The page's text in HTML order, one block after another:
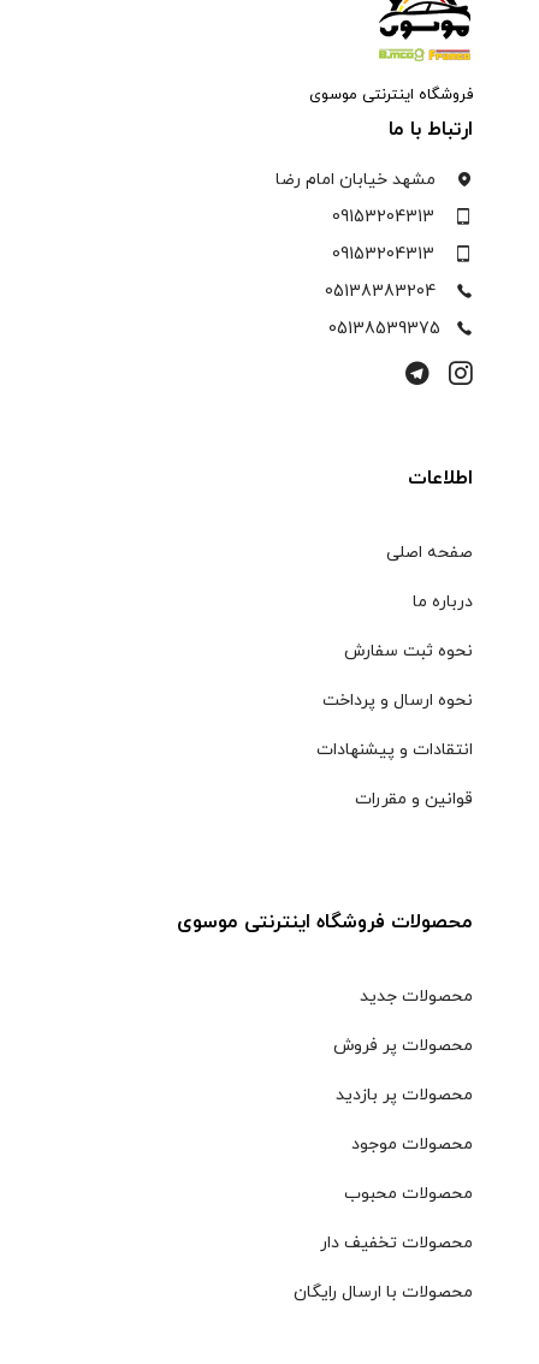
فروشگاه اینترنتی موسوی
ارتباط با ما
مشهد خیابان امام رضا
09153204313
09153204313
05138383204
05138539375
اطلاعات
صفحه اصلی
درباره ما
نحوه ثبت سفارش
نحوه ارسال و پرداخت
انتقادات و پیشنهادات
قوانین و مقررات
محصولات فروشگاه اینترنتی موسوی
محصولات جدید
محصولات پر فروش
محصولات پر بازدید
محصولات موجود
محصولات محبوب
محصولات تخفیف دار
محصولات با ارسال رایگان